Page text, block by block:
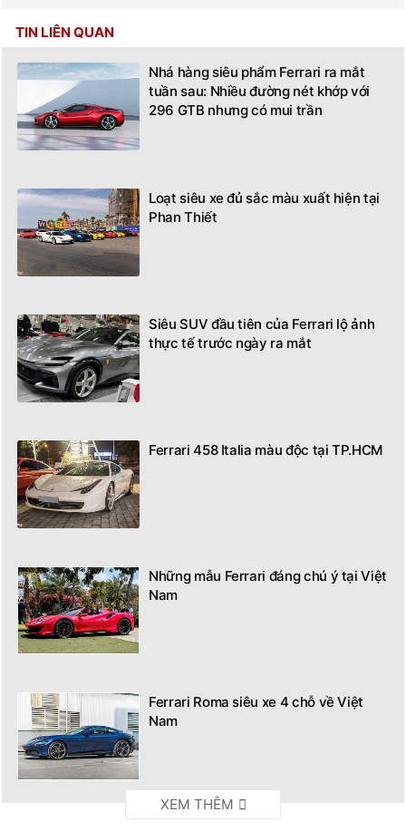
TIN LIÊN QUAN
Nhá hàng siêu phẩm Ferrari ra mắt
tuần sau: Nhiều đường nét khớp với
296 GTB nhưng có mui trần
Loạt siêu xe đủ sắc màu xuất hiện tại
Phan Thiết
Siêu SUV đầu tiên của Ferrari lộ ảnh
thực tế trước ngày ra mắt
Ferrari 458 Italia màu độc tại TP.HCM
Những mẫu Ferrari đáng chú ý tại Việt
Nam
Ferrari Roma siêu xe 4 chỗ về Việt
Nam